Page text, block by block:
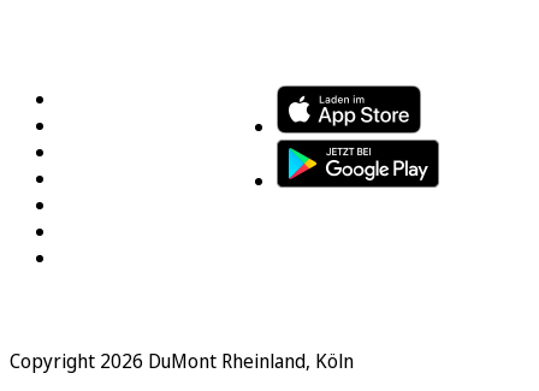
Copyright 2026 DuMont Rheinland, Köln